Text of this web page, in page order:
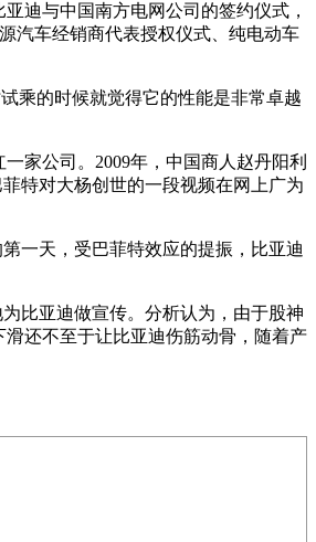
迪与中国南方电网公司的签约仪式，
汽车经销商代表授权仪式、纯电动车
乘的时候就觉得它的性能是非常卓越
家公司。2009年，中国商人赵丹阳利
特对大杨创世的一段视频在网上广为
一天，受巴菲特效应的提振，比亚迪
比亚迪做宣传。分析认为，由于股神
还不至于让比亚迪伤筋动骨，随着产